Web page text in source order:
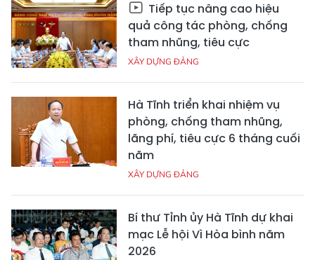
Tiếp tục nâng cao hiệu
quả công tác phòng, chống
tham nhũng, tiêu cực
XÂY DỰNG ĐẢNG
Hà Tĩnh triển khai nhiệm vụ
phòng, chống tham nhũng,
lãng phí, tiêu cực 6 tháng cuối
năm
XÂY DỰNG ĐẢNG
Bí thư Tỉnh ủy Hà Tĩnh dự khai
mạc Lễ hội Vì Hòa bình năm
2026